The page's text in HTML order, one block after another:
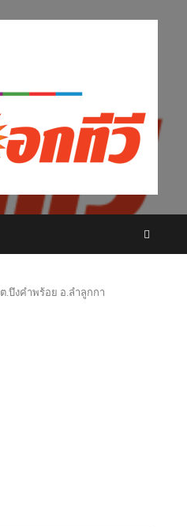
.บึงคำพร้อย อ.ลำลูกกา